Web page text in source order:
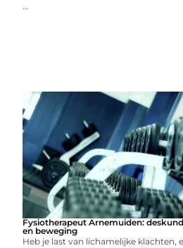
...
Fysiotherapeut Arnemuiden:
en beweging
Heb je last van lichamelijke klachten,